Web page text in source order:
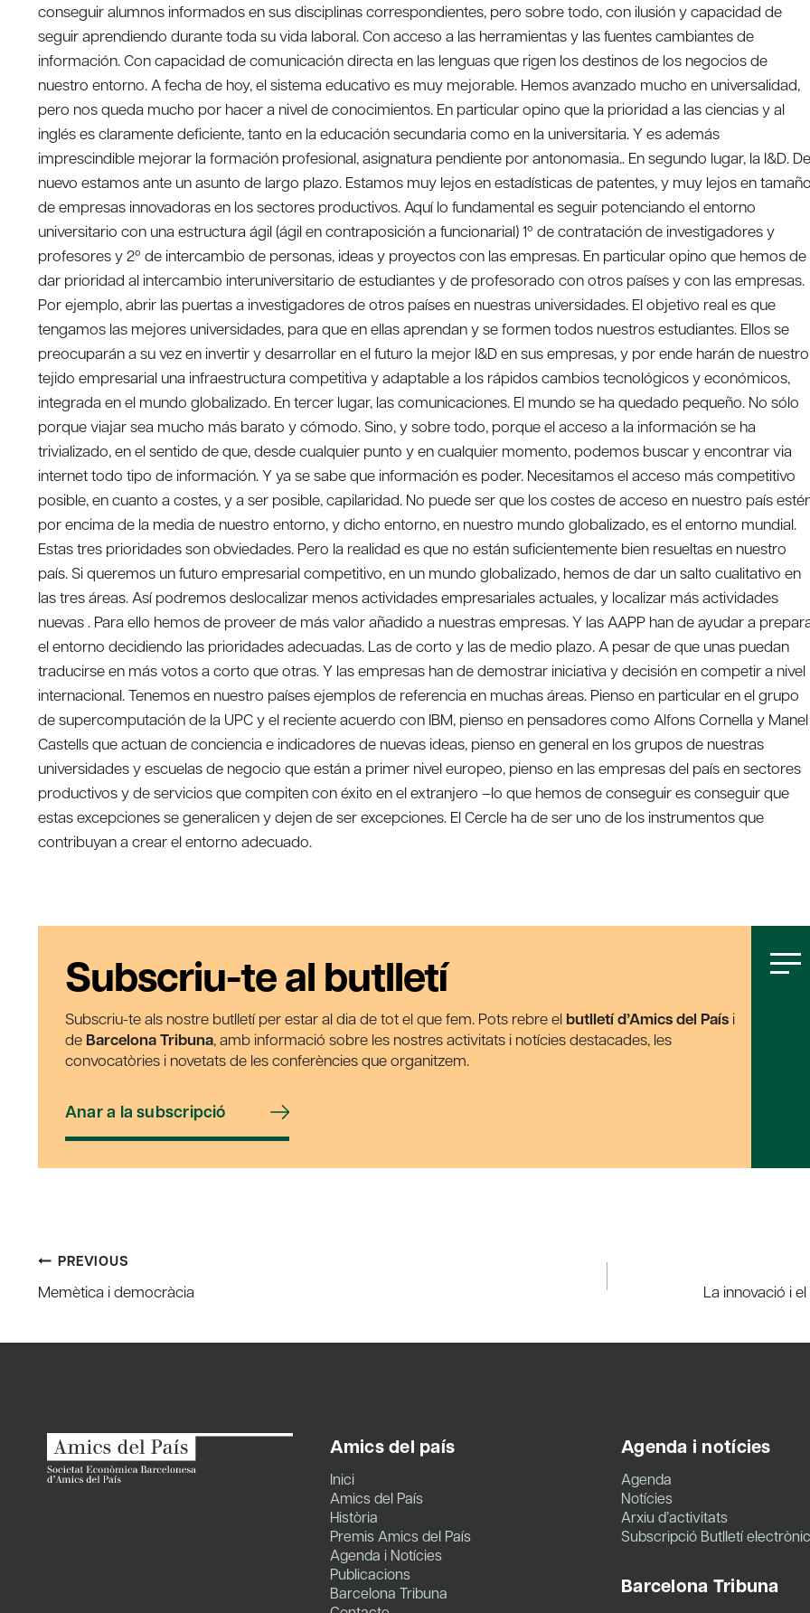
conseguir alumnos informados en sus disciplinas correspondientes, pero sobre todo, con ilusión y capacidad de
seguir aprendiendo durante toda su vida laboral. Con acceso a las herramientas y las fuentes cambiantes de
información. Con capacidad de comunicación directa en las lenguas que rigen los destinos de los negocios de
nuestro entorno. A fecha de hoy, el sistema educativo es muy mejorable. Hemos avanzado mucho en universalidad,
pero nos queda mucho por hacer a nivel de conocimientos. En particular opino que la prioridad a las ciencias y al
inglés es claramente deficiente, tanto en la educación secundaria como en la universitaria. Y es además
imprescindible mejorar la formación profesional, asignatura pendiente por antonomasia.. En segundo lugar, la I&D. De
nuevo estamos ante un asunto de largo plazo. Estamos muy lejos en estadísticas de patentes, y muy lejos en
de empresas innovadoras en los sectores productivos. Aquí lo fundamental es seguir potenciando el entorno
universitario con una estructura ágil (ágil en contraposición a funcionarial) 1º de contratación de investigadores y
profesores y 2º de intercambio de personas, ideas y proyectos con las empresas. En particular opino que hemos de
dar prioridad al intercambio interuniversitario de estudiantes y de profesorado con otros países y con las empresas.
Por ejemplo, abrir las puertas a investigadores de otros países en nuestras universidades. El objetivo real es que
tengamos las mejores universidades, para que en ellas aprendan y se formen todos nuestros estudiantes. Ellos se
preocuparán a su vez en invertir y desarrollar en el futuro la mejor I&D en sus empresas, y por ende harán de nuestro
tejido empresarial una infraestructura competitiva y adaptable a los rápidos cambios tecnológicos y económicos,
integrada en el mundo globalizado. En tercer lugar, las comunicaciones. El mundo se ha quedado pequeño. No sólo
porque viajar sea mucho más barato y cómodo. Sino, y sobre todo, porque el acceso a la información se ha
trivializado, en el sentido de que, desde cualquier punto y en cualquier momento, podemos buscar y encontrar via
internet todo tipo de información. Y ya se sabe que información es poder. Necesitamos el acceso más competitivo
posible, en cuanto a costes, y a ser posible, capilaridad. No puede ser que los costes de acceso en nuestro país
por encima de la media de nuestro entorno, y dicho entorno, en nuestro mundo globalizado, es el entorno mundial.
Estas tres prioridades son obviedades. Pero la realidad es que no están suficientemente bien resueltas en nuestro
país. Si queremos un futuro empresarial competitivo, en un mundo globalizado, hemos de dar un salto cualitativo en
las tres áreas. Así podremos deslocalizar menos actividades empresariales actuales, y localizar más actividades
nuevas . Para ello hemos de proveer de más valor añadido a nuestras empresas. Y las AAPP han de ayudar a
el entorno decidiendo las prioridades adecuadas. Las de corto y las de medio plazo. A pesar de que unas puedan
traducirse en más votos a corto que otras. Y las empresas han de demostrar iniciativa y decisión en competir a nivel
internacional. Tenemos en nuestro países ejemplos de referencia en muchas áreas. Pienso en particular en el grupo
de supercomputación de la UPC y el reciente acuerdo con IBM, pienso en pensadores como Alfons Cornella y Manel
Castells que actuan de conciencia e indicadores de nuevas ideas, pienso en general en los grupos de nuestras
universidades y escuelas de negocio que están a primer nivel europeo, pienso en las empresas del país en sectores
productivos y de servicios que compiten con éxito en el extranjero –lo que hemos de conseguir es conseguir que
estas excepciones se generalicen y dejen de ser excepciones. El Cercle ha de ser uno de los instrumentos que
contribuyan a crear el entorno adecuado.
Subscriu-te al butlletí
Subscriu-te als nostre butlletí per estar al dia de tot el que fem. Pots rebre el butlletí d’Amics del País i
de Barcelona Tribuna, amb informació sobre les nostres activitats i notícies destacades, les
convocatòries i novetats de les conferències que organitzem.
Anar a la subscripció
Post
navigation
PREVIOUS
Memètica i democràcia La innovació i
Amics del país
Inici
Amics del País
Història
Premis Amics del País
Agenda i Notícies
Publicacions
Barcelona Tribuna
Agenda i notícies
Agenda
Notícies
Arxiu d’activitats
Subscripció Butlletí electrònic
Barcelona Tribuna